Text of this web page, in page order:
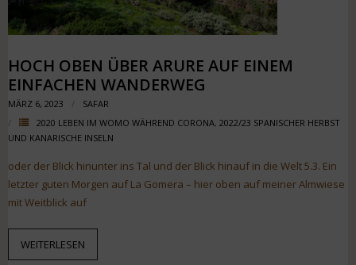
Datenschutz
HOCH OBEN ÜBER ARURE AUF EINEM
EINFACHEN WANDERWEG
MÄRZ 6, 2023
SAFAR
2020 LEBEN IM WOMO WÄHREND CORONA, 2022/23 SPANISCHER HERBST
UND KANARISCHE INSELN
oder der Blick hinunter ins Tal und der Blick hinauf in die Welt 5.3. Ein
letzter guten Morgen auf La Gomera – hier oben auf meiner Almwiese
mit Weitblick auf
WEITERLESEN